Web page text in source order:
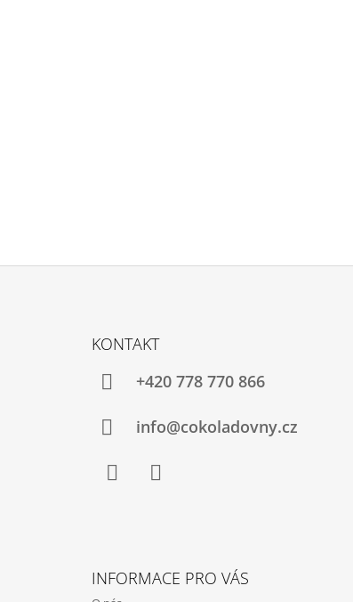
KONTAKT
+420 778 770 866
info@cokoladovny.cz
INFORMACE PRO VÁS